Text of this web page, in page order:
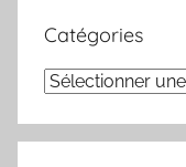
Catégories
Catégories